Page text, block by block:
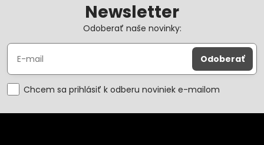
Newsletter
Odoberať naše novinky:
Odoberať
Chcem sa prihlásiť k odberu noviniek e-mailom